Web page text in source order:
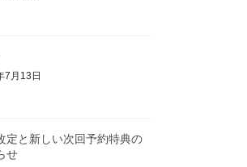
7月13日
定と新しい次回予約特典の
せ